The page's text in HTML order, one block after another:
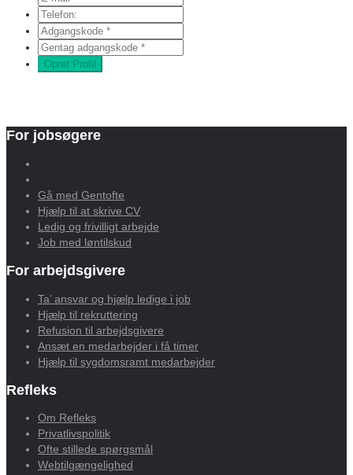
Opret Profil
For jobsøgere
Gå med Gentofte
Hjælp til at skrive CV
Ledig og frivilligt arbejde
Job med løntilskud
For arbejdsgivere
Ta’ ansvar og hjælp ledige i job
Hjælp til rekruttering
Refusion til arbejdsgivere
Ansæt en medarbejder i få timer
Hjælp til sygdomsramt medarbejder
Refleks
Om Refleks
Privatlivspolitik
Ofte stillede spørgsmål
Webtilgængelighed